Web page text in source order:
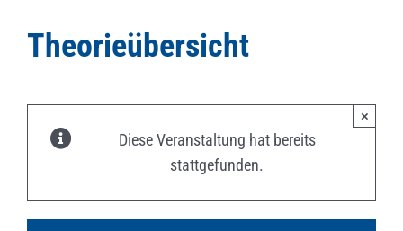
Theoriekalender
Theorieübersicht
Diese Veranstaltung hat bereits
stattgefunden.
×